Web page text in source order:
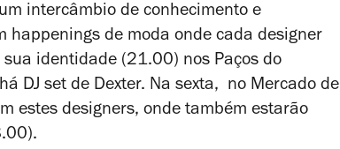
intercâmbio de conhecimento e
de moda onde cada designer
identidade (21.00) nos Paços do
DJ set de Dexter. Na sexta, no Mercado de
estes designers, onde também estarão